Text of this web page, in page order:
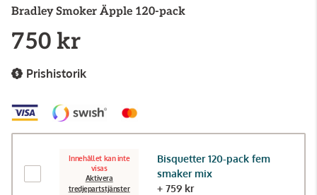
Bradley Smoker Äpple 120-pack
750 kr
Prishistorik
Innehållet kan inte
visas
Aktivera
tredjepartstjänster
Bisquetter 120-pack fem
smaker mix
+ 759 kr